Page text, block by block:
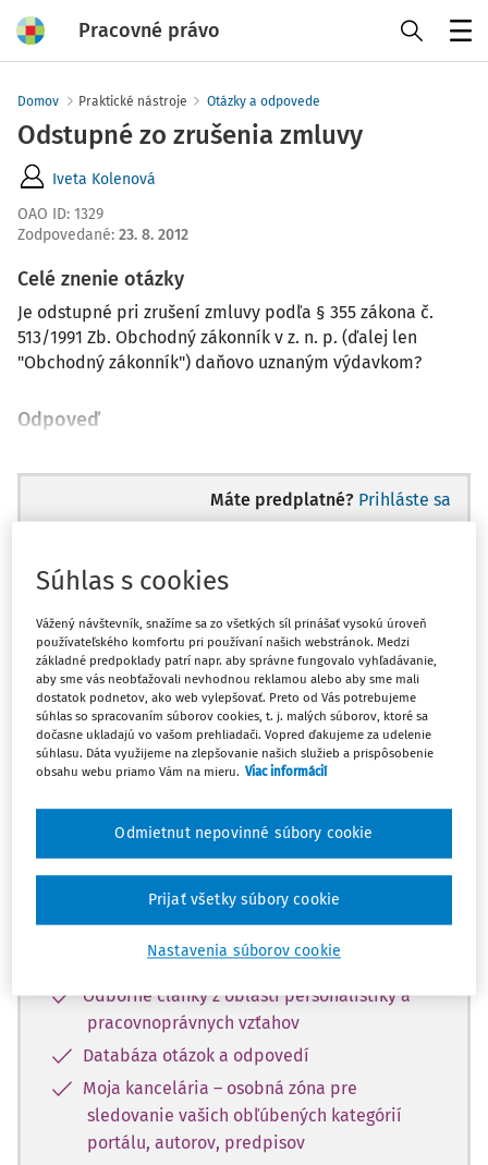
Pracovné právo
Domov Praktické nástroje Otázky a odpovede
Odstupné zo zrušenia zmluvy
Iveta Kolenová
OAO ID: 1329
Zodpovedané: 23. 8. 2012
Celé znenie otázky
Je odstupné pri zrušení zmluvy podľa § 355 zákona č.
513/1991 Zb. Obchodný zákonník v z. n. p. (ďalej len
"Obchodný zákonník") daňovo uznaným výdavkom?
Odpoveď
Máte predplatné? Prihláste sa
Ups, zatiaľ ste si prečítali len
začiatok...
Celý odborný obsah z tejto oblasti je
dostupný predplatiteľom portálu.
Odomknite si prístup k odbornému obsahu
a získajte prístup na 10 dní zdarma, stačí
Vďaka registrácii získate prístup aj k
vybranému obsahu:
Odborné články z oblasti personalistiky a
pracovnoprávnych vzťahov
Databáza otázok a odpovedí
Moja kancelária – osobná zóna pre
sledovanie vašich obľúbených kategórií
portálu, autorov, predpisov
Súhlas s cookies
Vážený návštevník, snažíme sa zo všetkých síl prinášať vysokú úroveň
používateľského komfortu pri používaní našich webstránok. Medzi
základné predpoklady patrí napr. aby správne fungovalo vyhľadávanie,
aby sme vás neobťažovali nevhodnou reklamou alebo aby sme mali
dostatok podnetov, ako web vylepšovať. Preto od Vás potrebujeme
súhlas so spracovaním súborov cookies, t. j. malých súborov, ktoré sa
dočasne ukladajú vo vašom prehliadači. Vopred ďakujeme za udelenie
súhlasu. Dáta využijeme na zlepšovanie našich služieb a prispôsobenie
obsahu webu priamo Vám na mieru. Viac informácií
Nastavenia súborov cookie
Odmietnut nepovinné súbory cookie
Prijať všetky súbory cookie